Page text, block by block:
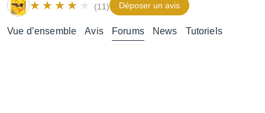
(11) Déposer un avis
Vue d’ensemble Avis Forums News Tutoriels